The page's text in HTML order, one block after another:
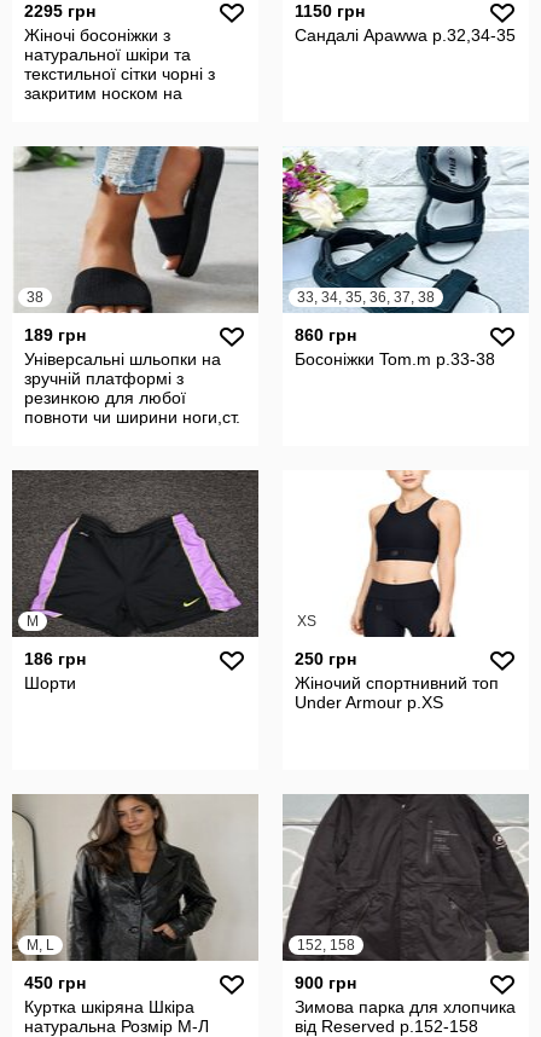
2295 грн
Жіночі босоніжки з
натуральної шкіри та
текстильної сітки чорні з
закритим носком на
1150 грн
Сандалі Apawwa р.32,34-35
38
189 грн
Універсальні шльопки на
зручній платформі з
резинкою для любої
повноти чи ширини ноги,ст.
33, 34, 35, 36, 37, 38
860 грн
Босоніжки Tom.m р.33-38
M
186 грн
Шорти
XS
250 грн
Жіночий спортнивний топ
Under Armour р.XS
M, L
450 грн
Куртка шкіряна Шкіра
натуральна Розмір М-Л
152, 158
900 грн
Зимова парка для хлопчика
від Reserved р.152-158